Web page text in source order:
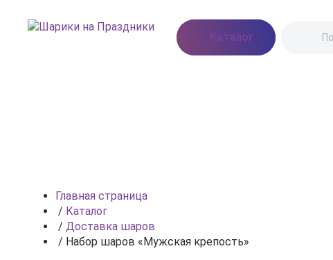
Москва, Востряковское
шоссе, дом 7, стр. 3
Каталог
Главная страница
/ Каталог
/ Доставка шаров
/ Набор шаров «Мужская крепость»